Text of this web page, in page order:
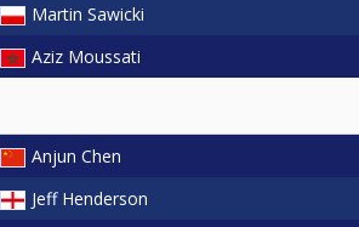
Martin Sawicki
Aziz Moussati
Anjun Chen
Jeff Henderson